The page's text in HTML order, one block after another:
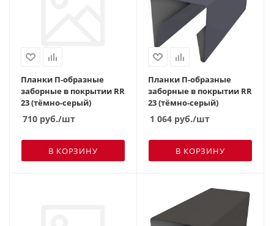
Планки П-образные
заборные в покрытии RR
23 (тёмно-серый)
710 руб./шт
В КОРЗИНУ
Планки П-образные
заборные в покрытии RR
23 (тёмно-серый)
1 064 руб./шт
В КОРЗИНУ